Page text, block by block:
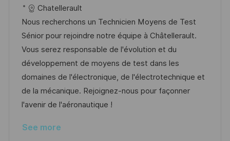
c
a
t
i
o
n
t
e
d
D
a
t
o
b
I
d
t
e
g
o
r
y
Chatellerault
Nous recherchons un Technicien Moyens de Test
Sénior pour rejoindre notre équipe à Châtellerault.
Vous serez responsable de l'évolution et du
développement de moyens de test dans les
domaines de l'électronique, de l'électrotechnique et
de la mécanique. Rejoignez-nous pour façonner
l'avenir de l'aéronautique !
See more